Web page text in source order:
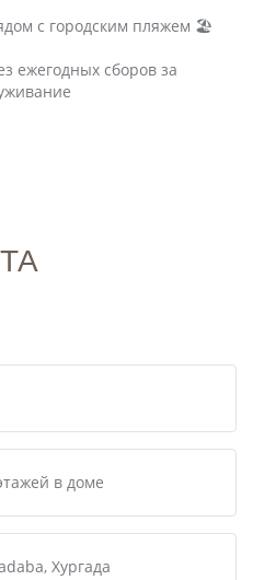
с городским пляжем 🏖
ежегодных сборов за
в доме
Хургада